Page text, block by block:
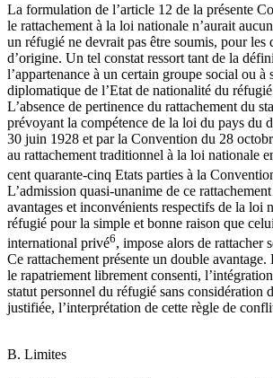
La formulation de l’article 12 de la présente
le rattachement à la loi nationale n’aurait
un réfugié ne devrait pas être soumis, pour
d’origine. Un tel constat ressort tant de la
l’appartenance à un certain groupe social ou
diplomatique de l’Etat de nationalité du
L’absence de pertinence du rattachement du
prévoyant la compétence de la loi du pays du
30 juin 1928 et par la Convention du 28
au rattachement traditionnel à la loi nationale
cent quarante-cinq Etats parties à la
L’admission quasi-unanime de ce
avantages et inconvénients respectifs de la loi
réfugié pour la simple et bonne raison que
international privé6, impose alors de rattacher
Ce rattachement présente un double
le rapatriement librement consenti,
statut personnel du réfugié sans considération
justifiée, l’interprétation de cette règle de
B. Limites